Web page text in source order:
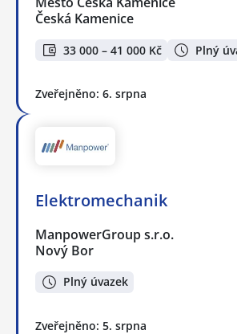
Česká Kamenice
33 000 – 41 000 Kč Plný
Zveřejněno: 6. srpna
Elektromechanik
ManpowerGroup s.r.o.
Nový Bor
Plný úvazek
Zveřejněno: 5. srpna